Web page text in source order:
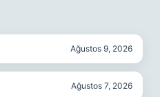
Ağustos 9, 2026
Ağustos 7, 2026